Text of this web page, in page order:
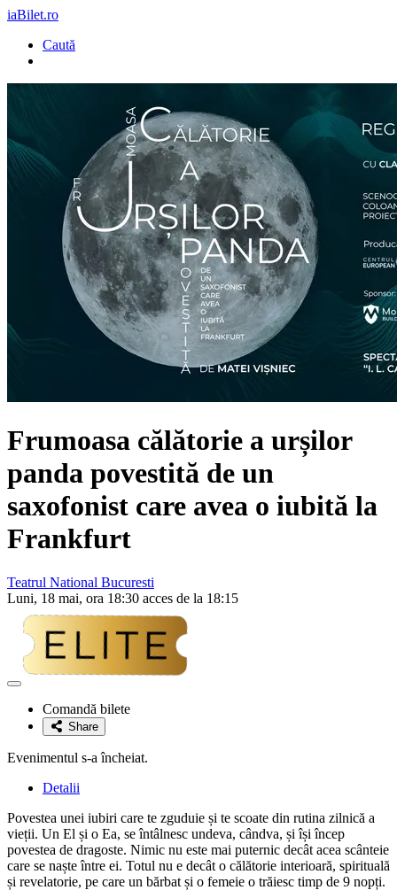
iaBilet.ro
Caută
Frumoasa călătorie a urșilor
panda povestită de un
saxofonist care avea o iubită la
Frankfurt
Teatrul National Bucuresti
Luni, 18 mai, ora 18:30 acces de la 18:15
Adaugă
favoriteComandă bilete
Share
Evenimentul s-a încheiat.
Detalii
Povestea unei iubiri care te zguduie și te scoate din rutina zilnică a
vieții. Un El și o Ea, se întâlnesc undeva, cândva, și își încep
povestea de dragoste. Nimic nu este mai puternic decât acea scânteie
care se naște între ei. Totul nu e decât o călătorie interioară, spirituală
și revelatorie, pe care un bărbat și o femeie o trăiesc timp de 9 nopți.